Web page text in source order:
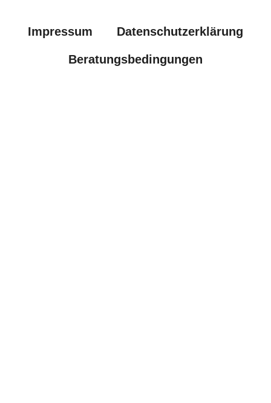
Impressum Datenschutzerklärung
Beratungsbedingungen